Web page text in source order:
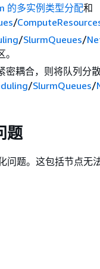
的多实例类型分配和
/
/SlurmQueues/
密耦合，则将队列分
/SlurmQueues/
题
问题。这包括节点无